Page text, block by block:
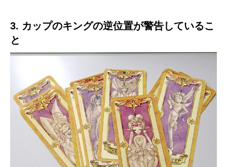
3. カップのキングの逆位置が警告しているこ
と